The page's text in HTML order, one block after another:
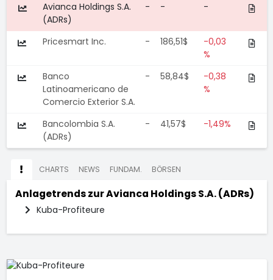
Avianca Holdings S.A.
(ADRs)
- - -
Pricesmart Inc. - 186,51$
-0,03
%
Banco
Latinoamericano de
Comercio Exterior S.A.
- 58,84$
-0,38
%
Bancolombia S.A.
(ADRs)
- 41,57$ -1,49%
CHARTS NEWS FUNDAM. BÖRSEN
Anlagetrends zurAvianca Holdings S.A. (ADRs)
Kuba-Profiteure